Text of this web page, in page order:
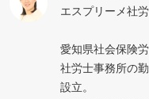
エスプリーメ社
愛知県社会保険
社労士事務所の
設立。